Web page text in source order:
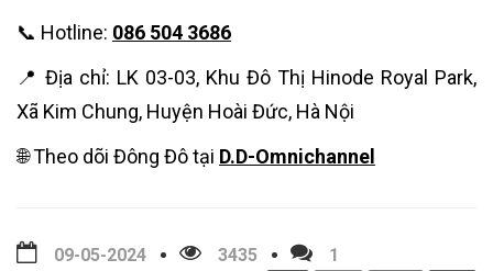
📞 Hotline: 086 504 3686
📍 Địa chỉ: LK 03-03, Khu Đô Thị Hinode Royal Park,
Xã Kim Chung, Huyện Hoài Đức, Hà Nội
🌐 Theo dõi Đông Đô tại D.D-Omnichannel
09-05-2024 3435 1